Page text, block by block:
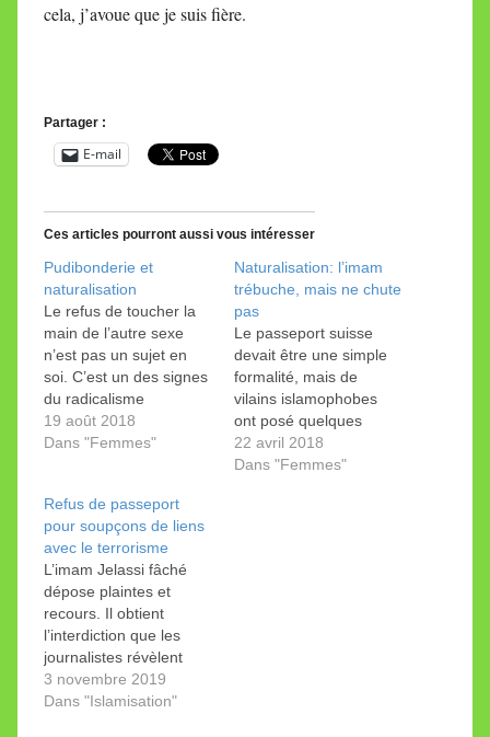
cela, j’avoue que je suis fière.
Partager :
E-mail
Ces articles pourront aussi vous intéresser
Pudibonderie et
naturalisation
Le refus de toucher la
main de l’autre sexe
n’est pas un sujet en
soi. C’est un des signes
du radicalisme
musulman qui s'étend.
Doit-on accorder le
la main de l’autre sexe
et ne regarde pas son
interlocuteur, y compris
lors…
19 août 2018
Dans "Femmes"
Naturalisation: l’imam
trébuche, mais ne chute
pas
Le passeport suisse
devait être une simple
formalité, mais de
vilains islamophobes
ont posé quelques
cailloux sur le chemin
du prédicateur. Il s’en
22 avril 2018
Dans "Femmes"
Refus de passeport
pour soupçons de liens
avec le terrorisme
L’imam Jelassi fâché
dépose plaintes et
recours. Il obtient
l’interdiction que les
journalistes révèlent
l'affaire. Grâce à une
fuite, elle éclate au
3 novembre 2019
Dans "Islamisation"